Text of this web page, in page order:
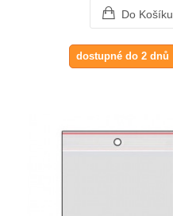
Do Košíku
dostupné do 2 dnů